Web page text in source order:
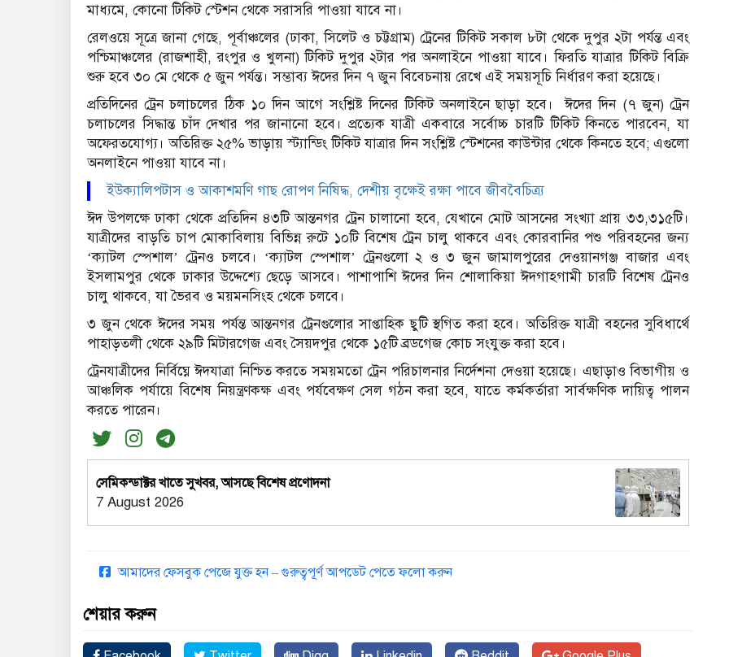
মাধ্যমে, কোনো টিকিট স্টেশন থেকে সরাসরি পাওয়া যাবে না।
রেলওয়ে সূত্রে জানা গেছে, পূর্বাঞ্চলের (ঢাকা, সিলেট ও চট্টগ্রাম) ট্রেনের টিকিট সকাল ৮টা থেকে দুপুর ২টা পর্যন্ত এবং
পশ্চিমাঞ্চলের (রাজশাহী, রংপুর ও খুলনা) টিকিট দুপুর ২টার পর অনলাইনে পাওয়া যাবে। ফিরতি যাত্রার টিকিট বিক্রি
শুরু হবে ৩০ মে থেকে ৫ জুন পর্যন্ত। সম্ভাব্য ঈদের দিন ৭ জুন বিবেচনায় রেখে এই সময়সূচি নির্ধারণ করা হয়েছে।
প্রতিদিনের ট্রেন চলাচলের ঠিক ১০ দিন আগে সংশ্লিষ্ট দিনের টিকিট অনলাইনে ছাড়া হবে। ঈদের দিন (৭ জুন) ট্রেন
চলাচলের সিদ্ধান্ত চাঁদ দেখার পর জানানো হবে। প্রত্যেক যাত্রী একবারে সর্বোচ্চ চারটি টিকিট কিনতে পারবেন, যা
অফেরতযোগ্য। অতিরিক্ত ২৫% ভাড়ায় স্ট্যান্ডিং টিকিট যাত্রার দিন সংশ্লিষ্ট স্টেশনের কাউন্টার থেকে কিনতে হবে; এগুলো
অনলাইনে পাওয়া যাবে না।
ইউক্যালিপটাস ও আকাশমণি গাছ রোপণ নিষিদ্ধ, দেশীয় বৃক্ষেই রক্ষা পাবে জীববৈচিত্র্য
ঈদ উপলক্ষে ঢাকা থেকে প্রতিদিন ৪৩টি আন্তনগর ট্রেন চালানো হবে, যেখানে মোট আসনের সংখ্যা প্রায় ৩৩,৩১৫টি।
যাত্রীদের বাড়তি চাপ মোকাবিলায় বিভিন্ন রুটে ১০টি বিশেষ ট্রেন চালু থাকবে এবং কোরবানির পশু পরিবহনের জন্য
‘ক্যাটল স্পেশাল’ ট্রেনও চলবে। ‘ক্যাটল স্পেশাল’ ট্রেনগুলো ২ ও ৩ জুন জামালপুরের দেওয়ানগঞ্জ বাজার এবং
ইসলামপুর থেকে ঢাকার উদ্দেশ্যে ছেড়ে আসবে। পাশাপাশি ঈদের দিন শোলাকিয়া ঈদগাহগামী চারটি বিশেষ ট্রেনও
চালু থাকবে, যা ভৈরব ও ময়মনসিংহ থেকে চলবে।
৩ জুন থেকে ঈদের সময় পর্যন্ত আন্তনগর ট্রেনগুলোর সাপ্তাহিক ছুটি স্থগিত করা হবে। অতিরিক্ত যাত্রী বহনের সুবিধার্থে
পাহাড়তলী থেকে ২৯টি মিটারগেজ এবং সৈয়দপুর থেকে ১৫টি ব্রডগেজ কোচ সংযুক্ত করা হবে।
ট্রেনযাত্রীদের নির্বিঘ্নে ঈদযাত্রা নিশ্চিত করতে সময়মতো ট্রেন পরিচালনার নির্দেশনা দেওয়া হয়েছে। এছাড়াও বিভাগীয় ও
আঞ্চলিক পর্যায়ে বিশেষ নিয়ন্ত্রণকক্ষ এবং পর্যবেক্ষণ সেল গঠন করা হবে, যাতে কর্মকর্তারা সার্বক্ষণিক দায়িত্ব পালন
করতে পারেন।
সেমিকন্ডাক্টর খাতে সুখবর, আসছে বিশেষ প্রণোদনা
7 August 2026
আমাদের ফেসবুক পেজে যুক্ত হন – গুরুত্বপূর্ণ আপডেট পেতে ফলো করুন
শেয়ার করুন